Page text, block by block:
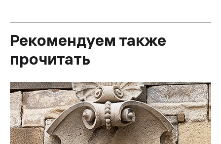
Рекомендуем также
прочитать